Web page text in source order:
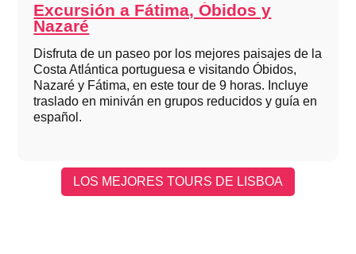
Excursión a Fátima, Óbidos y
Nazaré
Disfruta de un paseo por los mejores paisajes de la
Costa Atlántica portuguesa e visitando Óbidos,
Nazaré y Fátima, en este tour de 9 horas. Incluye
traslado en miniván en grupos reducidos y guía en
español.
LOS MEJORES TOURS DE LISBOA